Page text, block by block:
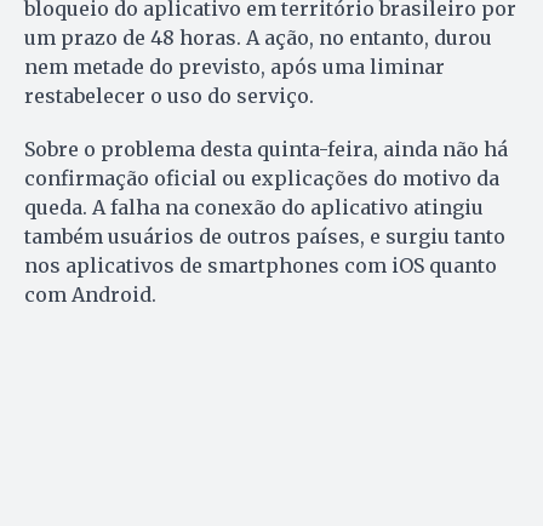
bloqueio do aplicativo em território brasileiro por
um prazo de 48 horas. A ação, no entanto, durou
nem metade do previsto, após uma liminar
restabelecer o uso do serviço.
Sobre o problema desta quinta-feira, ainda não há
confirmação oficial ou explicações do motivo da
queda. A falha na conexão do aplicativo atingiu
também usuários de outros países, e surgiu tanto
nos aplicativos de smartphones com iOS quanto
com Android.